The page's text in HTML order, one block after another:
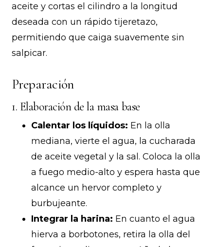
aceite y cortas el cilindro a la longitud
deseada con un rápido tijeretazo,
permitiendo que caiga suavemente sin
salpicar.
Preparación
1. Elaboración de la masa base
Calentar los líquidos: En la olla
mediana, vierte el agua, la cucharada
de aceite vegetal y la sal. Coloca la olla
a fuego medio-alto y espera hasta que
alcance un hervor completo y
burbujeante.
Integrar la harina: En cuanto el agua
hierva a borbotones, retira la olla del